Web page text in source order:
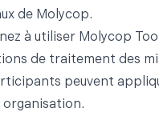
de Molycop.
à utiliser Molycop
de traitement des
peuvent
organisation.